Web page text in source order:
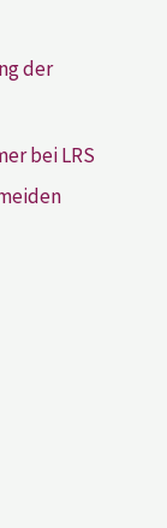
der
bei LRS